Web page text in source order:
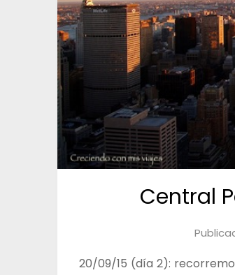
Central
20/09/15 (día 2):